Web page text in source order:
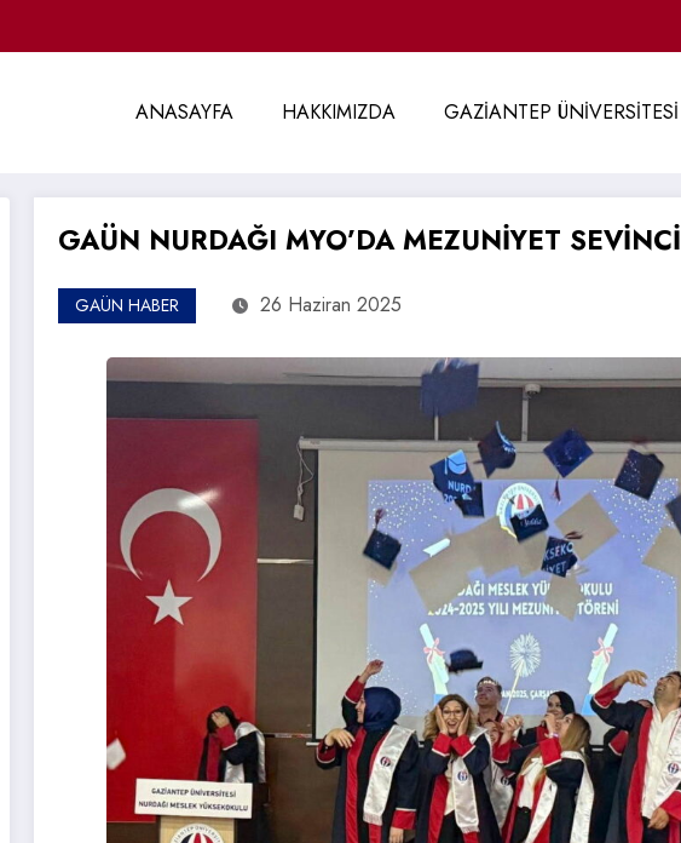
ANASAYFA HAKKIMIZDA GAZİANTEP ÜNİVERSİTESİ
GAÜN NURDAĞI MYO’DA MEZUNİYET SEVİNCİ
GAÜN HABER 26 Haziran 2025